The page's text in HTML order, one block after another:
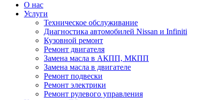
О нас
Услуги
Техническое обслуживание
Диагностика автомобилей Nissan и Infiniti
Кузовной ремонт
Ремонт двигателя
Замена масла в АКПП, МКПП
Замена масла в двигателе
Ремонт подвески
Ремонт электрики
Ремонт рулевого управления